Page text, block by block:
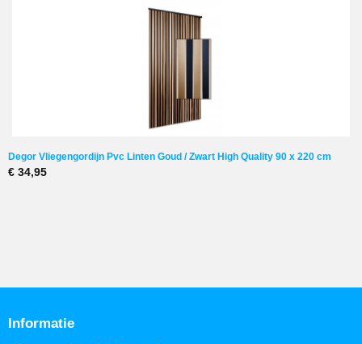
Degor Vliegengordijn Pvc Linten Goud / Zwart High Quality 90 x 220 cm
€ 34,95
Informatie